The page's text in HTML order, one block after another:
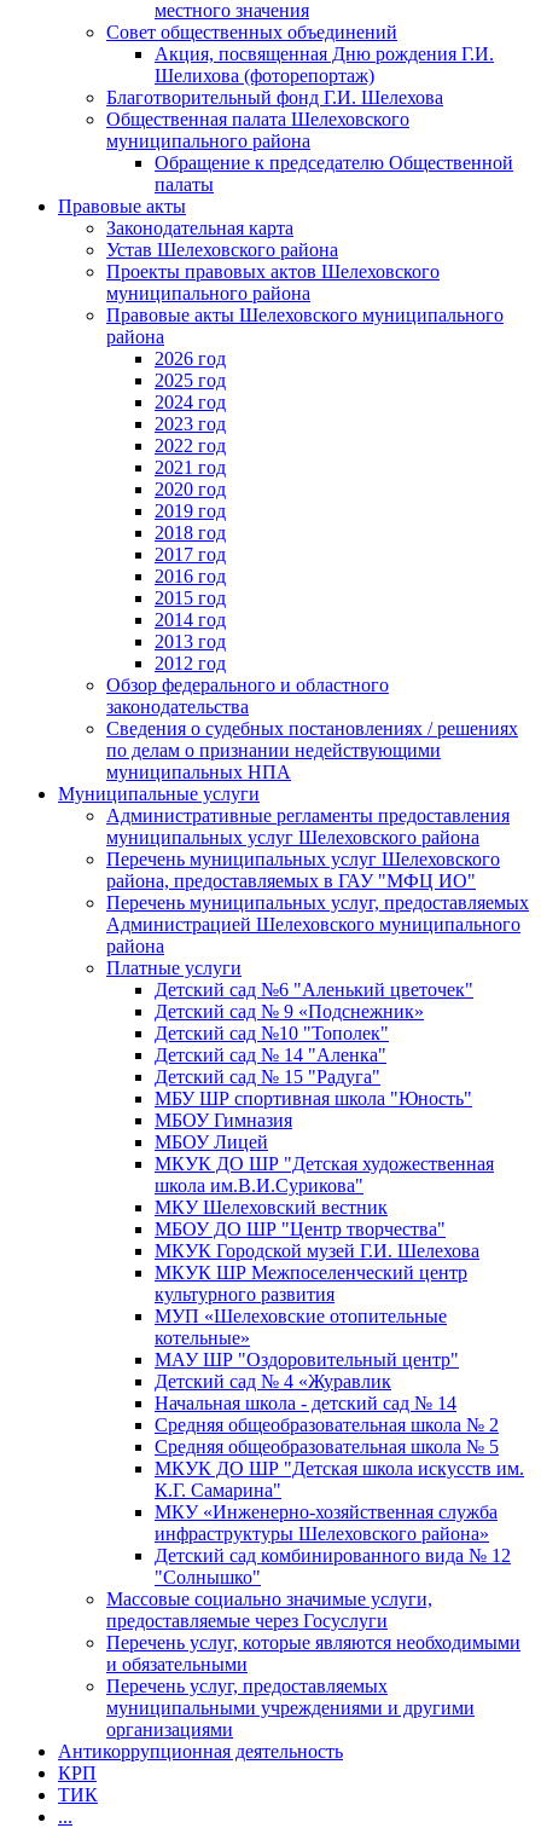
местного значения
Совет общественных объединений
Акция, посвященная Дню рождения Г.И.
Шелихова (фоторепортаж)
Благотворительный фонд Г.И. Шелехова
Общественная палата Шелеховского
муниципального района
Обращение к председателю Общественной
палаты
Правовые акты
Законодательная карта
Устав Шелеховского района
Проекты правовых актов Шелеховского
муниципального района
Правовые акты Шелеховского муниципального
района
2026 год
2025 год
2024 год
2023 год
2022 год
2021 год
2020 год
2019 год
2018 год
2017 год
2016 год
2015 год
2014 год
2013 год
2012 год
Обзор федерального и областного
законодательства
Сведения о судебных постановлениях / решениях
по делам о признании недействующими
муниципальных НПА
Муниципальные услуги
Административные регламенты предоставления
муниципальных услуг Шелеховского района
Перечень муниципальных услуг Шелеховского
района, предоставляемых в ГАУ "МФЦ ИО"
Перечень муниципальных услуг, предоставляемых
Администрацией Шелеховского муниципального
района
Платные услуги
Детский сад №6 "Аленький цветочек"
Детский сад № 9 «Подснежник»
Детский сад №10 "Тополек"
Детский сад № 14 "Аленка"
Детский сад № 15 "Радуга"
МБУ ШР спортивная школа "Юность"
МБОУ Гимназия
МБОУ Лицей
МКУК ДО ШР "Детская художественная
школа им.В.И.Сурикова"
МКУ Шелеховский вестник
МБОУ ДО ШР "Центр творчества"
МКУК Городской музей Г.И. Шелехова
МКУК ШР Межпоселенческий центр
культурного развития
МУП «Шелеховские отопительные
котельные»
МАУ ШР "Оздоровительный центр"
Детский сад № 4 «Журавлик
Начальная школа - детский сад № 14
Средняя общеобразовательная школа № 2
Средняя общеобразовательная школа № 5
МКУК ДО ШР "Детская школа искусств им.
К.Г. Самарина"
МКУ «Инженерно-хозяйственная служба
инфраструктуры Шелеховского района»
Детский сад комбинированного вида № 12
"Солнышко"
Массовые социально значимые услуги,
предоставляемые через Госуслуги
Перечень услуг, которые являются необходимыми
и обязательными
Перечень услуг, предоставляемых
муниципальными учреждениями и другими
организациями
Антикоррупционная деятельность
КРП
ТИК
...